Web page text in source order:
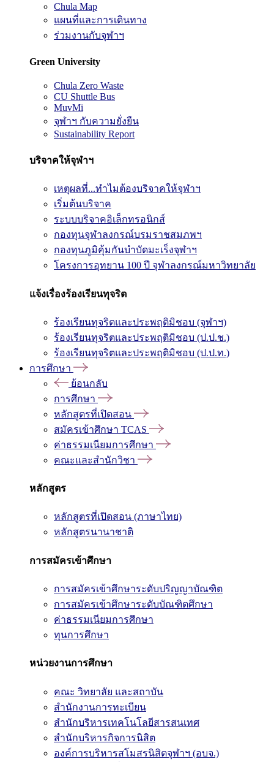
Chula Map
แผนที่และการเดินทาง
ร่วมงานกับจุฬาฯ
Green University
Chula Zero Waste
CU Shuttle Bus
MuvMi
จุฬาฯ กับความยั่งยืน
Sustainability Report
บริจาคให้จุฬาฯ
เหตุผลที่...ทำไมต้องบริจาคให้จุฬาฯ
เริ่มต้นบริจาค
ระบบบริจาคอิเล็กทรอนิกส์
กองทุนจุฬาลงกรณ์บรมราชสมภพฯ
กองทุนภูมิคุ้มกันบำบัดมะเร็งจุฬาฯ
โครงการอุทยาน 100 ปี จุฬาลงกรณ์มหาวิทยาลัย
แจ้งเรื่องร้องเรียนทุจริต
ร้องเรียนทุจริตและประพฤติมิชอบ (จุฬาฯ)
ร้องเรียนทุจริตและประพฤติมิชอบ (ป.ป.ช.)
ร้องเรียนทุจริตและประพฤติมิชอบ (ป.ป.ท.)
การศึกษา
ย้อนกลับ
การศึกษา
หลักสูตรที่เปิดสอน
สมัครเข้าศึกษา TCAS
ค่าธรรมเนียมการศึกษา
คณะและสำนักวิชา
หลักสูตร
หลักสูตรที่เปิดสอน (ภาษาไทย)
หลักสูตรนานาชาติ
การสมัครเข้าศึกษา
การสมัครเข้าศึกษาระดับปริญญาบัณฑิต
การสมัครเข้าศึกษาระดับบัณฑิตศึกษา
ค่าธรรมเนียมการศึกษา
ทุนการศึกษา
หน่วยงานการศึกษา
คณะ วิทยาลัย และสถาบัน
สำนักงานการทะเบียน
สำนักบริหารเทคโนโลยีสารสนเทศ
สำนักบริหารกิจการนิสิต
องค์การบริหารสโมสรนิสิตจุฬาฯ (อบจ.)